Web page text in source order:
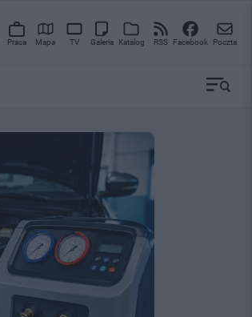
Praca Mapa TV Galeria Katalog RSS Facebook Poczta